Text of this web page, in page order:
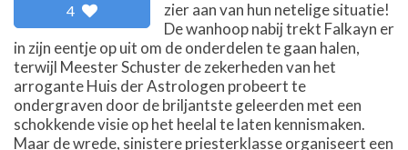
4
zier aan van hun netelige situatie!
De wanhoop nabij trekt Falkayn er
in zijn eentje op uit om de onderdelen te gaan halen,
terwijl Meester Schuster de zekerheden van het
arrogante Huis der Astrologen probeert te
ondergraven door de briljantste geleerden met een
schokkende visie op het heelal te laten kennismaken.
Maar de wrede, sinistere priesterklasse organiseert een